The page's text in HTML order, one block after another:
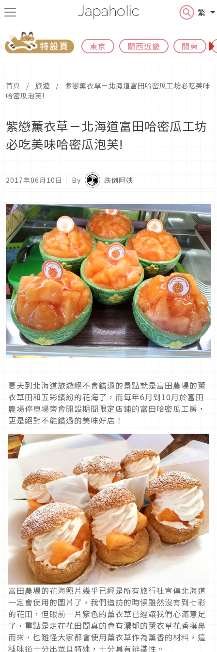
繁
東京 關西近畿 關東
首頁 旅遊
紫戀薰衣草－北海道富田哈密瓜工坊必吃美味
哈密瓜泡芙!
紫戀薰衣草－北海道富田哈密瓜工坊
必吃美味哈密瓜泡芙!
2017年06月10日 ｜ By 跌倒阿姨
夏天到北海道旅遊絕不會錯過的景點就是富田農場的薰
衣草田和五彩繽紛的花海了，而每年6月到10月於富田
農場停車場旁會開設期間限定店鋪的富田哈密瓜工房，
更是絕對不能錯過的美味好店！
富田農場的花海照片幾乎已經是所有旅行社宣傳北海道
一定會使用的圖片了，我們造訪的時候雖然沒有到七彩
的花田，但眼前一片紫色的薰衣草已經讓我們心滿意足
了，重點是走在花田間真的會有濃郁的薰衣草花香撲鼻
而來，也難怪大家都會使用薰衣草作為薰香的材料，這
種味道十分出眾且特殊，十分具有辨識性。